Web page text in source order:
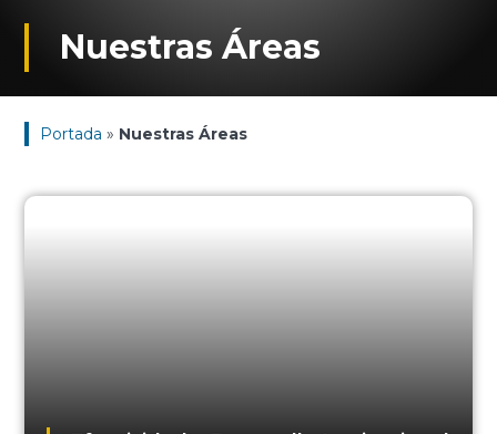
Nuestras Áreas
Portada » Nuestras Áreas